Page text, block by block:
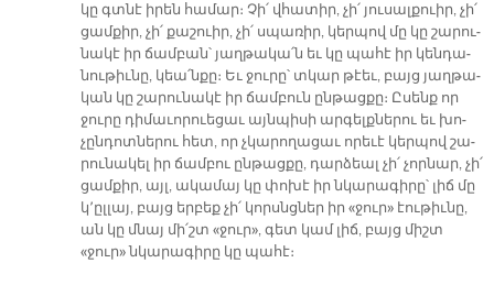
կը գտնէ ի­րեն հա­մար։ Չի՛ վհա­տիր, չի՛ յու­սալ­քուիր, չի՛
ցամ­քիր, չի՛ քա­շուիր, չի՛ սպա­ռիր, կեր­պով մը կը շա­րու­
նա­կէ իր ճամ­բան՝ յաղ­թա­կա՛ն եւ կը պա­հէ իր կեն­դա­
նու­թիւ­նը, կեա՛ն­քը։ Եւ ջու­րը՝ տկար թէեւ, բայց յաղ­թա­
կան կը շա­րու­նա­կէ իր ճամ­բուն ըն­թաց­քը։ Ը­սենք որ
ջու­րը դի­մա­ւո­րուե­ցաւ այն­պի­սի ար­գելք­նե­րու եւ խո­
չըն­դոտ­նե­րու հետ, որ չկա­րո­ղա­ցաւ ո­րե­ւէ կեր­պով շա­
րու­նա­կել իր ճամ­բու ըն­թաց­քը, դար­ձեալ չի՛ չոր­նար, չի՛
ցամ­քիր, այլ, ա­կա­մայ կը փո­խէ իր նկա­րա­գի­րը՝ լիճ մը
կ՚ըլ­լայ, բայց եր­բեք չի՛ կորսնց­ներ իր «ջուր» էու­թիւ­նը,
ան կը մնայ մի՛շտ «ջուր», գետ կամ լիճ, բայց միշտ
«ջուր» նկա­րա­գի­րը կը պա­հէ։